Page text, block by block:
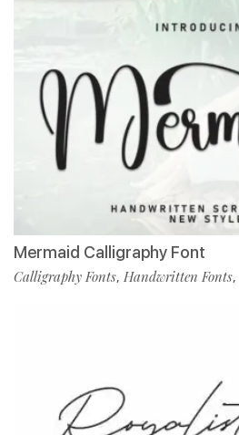
Mermaid Calligraphy Font
Calligraphy Fonts, Handwritten Fonts,